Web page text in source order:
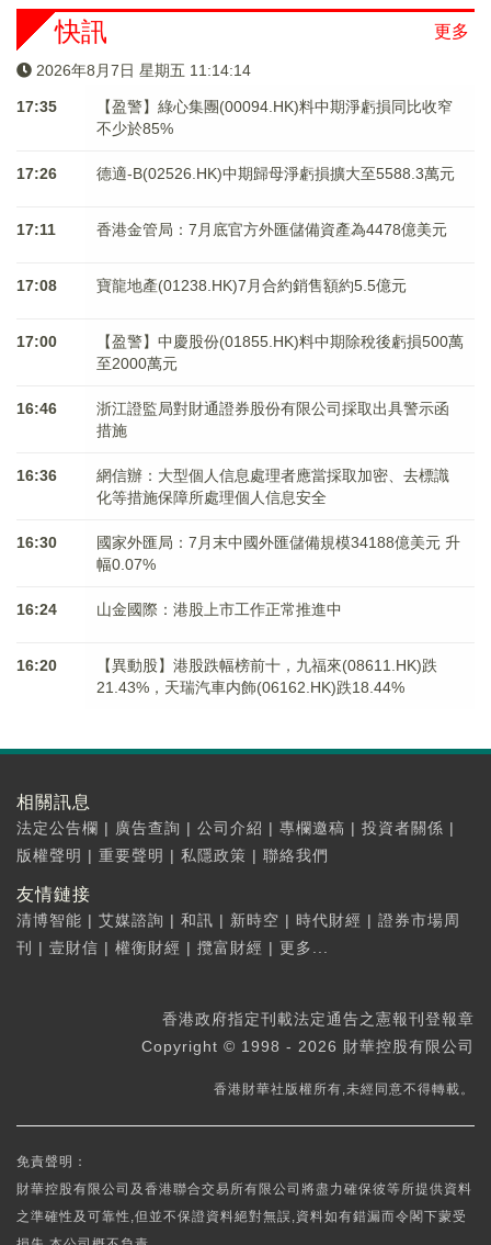
更多
快訊
2026年8月7日 星期五 11:14:15
17:35
【盈警】綠心集團(00094.HK)料中期淨虧損同比收窄
不少於85%
17:26 德適-B(02526.HK)中期歸母淨虧損擴大至5588.3萬元
17:11 香港金管局：7月底官方外匯儲備資產為4478億美元
17:08 寶龍地產(01238.HK)7月合約銷售額約5.5億元
17:00
【盈警】中慶股份(01855.HK)料中期除稅後虧損500萬
至2000萬元
16:46
浙江證監局對財通證券股份有限公司採取出具警示函
措施
16:36
網信辦：大型個人信息處理者應當採取加密、去標識
化等措施保障所處理個人信息安全
16:30
國家外匯局：7月末中國外匯儲備規模34188億美元 升
幅0.07%
16:24 山金國際：港股上市工作正常推進中
16:20
【異動股】港股跌幅榜前十，九福來(08611.HK)跌
21.43%，天瑞汽車内飾(06162.HK)跌18.44%
相關訊息
法定公告欄 | 廣告查詢 | 公司介紹 | 專欄邀稿 | 投資者關係 |
版權聲明 | 重要聲明 | 私隱政策 | 聯絡我們
友情鏈接
清博智能 | 艾媒諮詢 | 和訊 | 新時空 | 時代財經 | 證券市場周
刊
| 壹財信 | 權衡財經 | 攬富財經 | 更多...
香港政府指定刊載法定通告之憲報刊登報章
Copyright © 1998 - 2026 財華控股有限公司
香港財華社版權所有,未經同意不得轉載。
免責聲明：
財華控股有限公司及香港聯合交易所有限公司將盡力確保彼等所提供資料
之準確性及可靠性,但並不保證資料絕對無誤,資料如有錯漏而令閣下蒙受